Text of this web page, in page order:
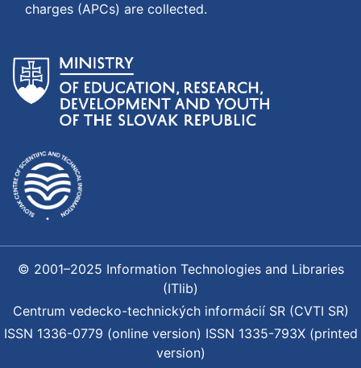
charges (APCs) are collected.
© 2001–2025 Information Technologies and Libraries
(ITlib)
Centrum vedecko-technických informácií SR (CVTI SR)
ISSN 1336-0779 (online version) ISSN 1335-793X (printed
version)